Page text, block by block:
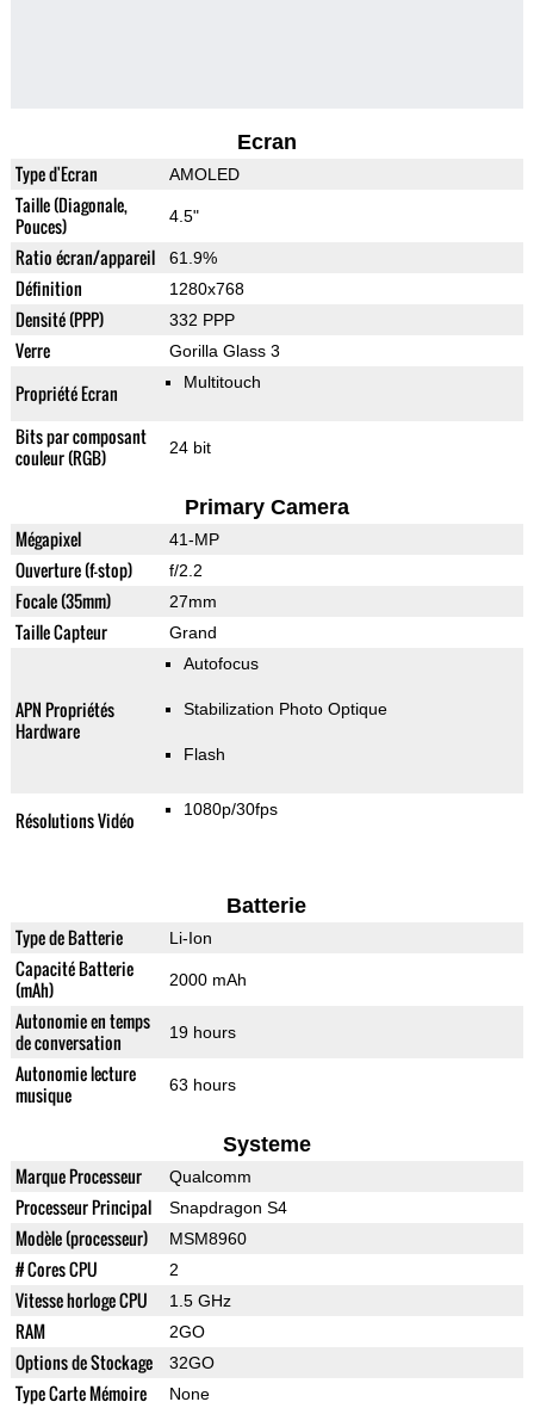
Ecran
Type d'Ecran AMOLED
Taille (Diagonale,
Pouces)
4.5"
Ratio écran/appareil 61.9%
Définition 1280x768
Densité (PPP) 332 PPP
Verre Gorilla Glass 3
Propriété Ecran Multitouch
Bits par composant
couleur (RGB)
24 bit
Primary Camera
Mégapixel 41-MP
Ouverture (f-stop) f/2.2
Focale (35mm) 27mm
Taille Capteur Grand
APN Propriétés
Hardware
Autofocus
Stabilization Photo Optique
Flash
Résolutions Vidéo 1080p/30fps
Batterie
Type de Batterie Li-Ion
Capacité Batterie
(mAh)
2000 mAh
Autonomie en temps
de conversation
19 hours
Autonomie lecture
musique
63 hours
Systeme
Marque Processeur Qualcomm
Processeur Principal Snapdragon S4
Modèle (processeur) MSM8960
# Cores CPU 2
Vitesse horloge CPU 1.5 GHz
RAM 2GO
Options de Stockage 32GO
Type Carte Mémoire None